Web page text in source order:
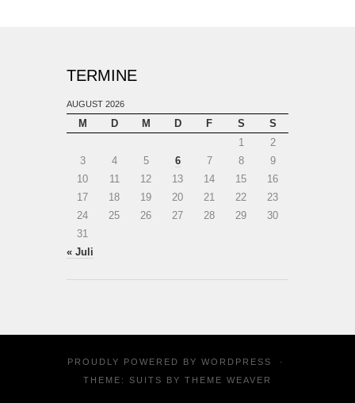
TERMINE
AUGUST 2026
M D M D F S
S
1
2
3
4 5 6 7 8
9
10
11 12 13 14 15
16
17
18 19 20 21 22
23
24
25 26 27 28 29
30
31
« Juli
PROUDLY POWERED BY WORDPRESS
·
THEME: SUITS BY THEME WEAVER